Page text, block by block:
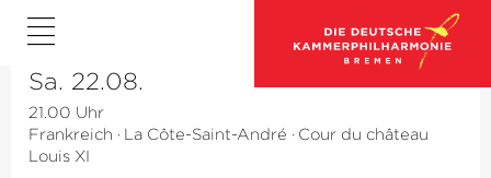
Sa. 22.08.
21.00 Uhr
Frankreich · La Côte-Saint-André · Cour du château
Louis XI